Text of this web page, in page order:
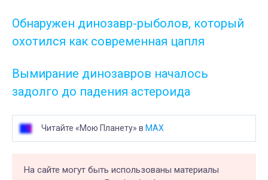
Обнаружен динозавр-рыболов, который
охотился как современная цапля
Вымирание динозавров началось
задолго до падения астероида
Читайте «Мою Планету» в MAX
На сайте могут быть использованы материалы